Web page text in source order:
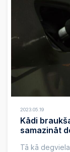
2023.05.19
Kādi
samazināt
Tā kā